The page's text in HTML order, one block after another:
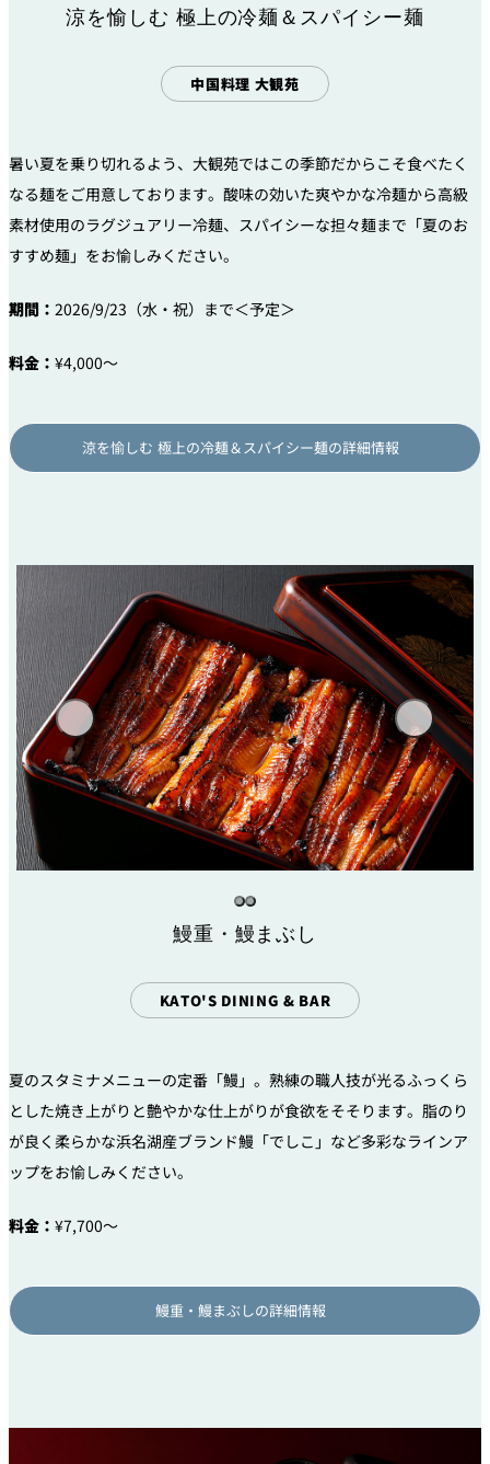
涼を愉しむ 極上の冷麺＆スパイシー麺
中国料理 大観苑
暑い夏を乗り切れるよう、大観苑ではこの季節だからこそ食べたく
なる麺をご用意しております。酸味の効いた爽やかな冷麺から高級
素材使用のラグジュアリー冷麺、スパイシーな担々麺まで「夏のお
すすめ麺」をお愉しみください。
期間： 2026/9/23（水・祝）まで＜予定＞
料金： ¥4,000～
涼を愉しむ 極上の冷麺＆スパイシー麺の詳細情報
鰻重・鰻まぶし
KATO'S DINING & BAR
夏のスタミナメニューの定番「鰻」。熟練の職人技が光るふっくら
とした焼き上がりと艶やかな仕上がりが食欲をそそります。脂のり
が良く柔らかな浜名湖産ブランド鰻「でしこ」など多彩なラインア
ップをお愉しみください。
料金： ¥7,700～
鰻重・鰻まぶしの詳細情報